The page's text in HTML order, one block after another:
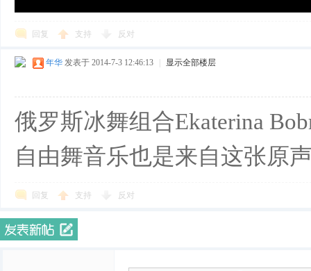
回复 支持 反对
年华 发表于 2014-7-3 12:46:13 显示全部楼层
俄罗斯冰舞组合Ekaterina
自由舞音乐也是来自这张原
回复 支持 反对